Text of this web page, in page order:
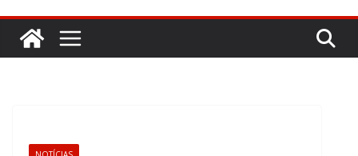
de R$ 275 milhões
Banco do Brasil trava debate econômico e
condiciona avanços à decisão da Fenaban